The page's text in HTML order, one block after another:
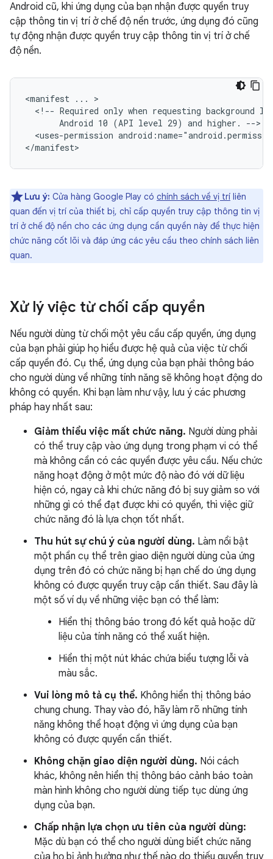
Android cũ, khi ứng dụng của bạn nhận được quyền truy
cập thông tin vị trí ở chế độ nền trước, ứng dụng đó cũng
tự động nhận được quyền truy cập thông tin vị trí ở chế
độ nền.
<manifest ...
<!-- Required only when requesting background
Android 10 (API level 29) and higher.
<uses-permission
Lưu ý: Cửa hàng Google Play có chính sách về vị trí liên
quan đến vị trí của thiết bị, chỉ cấp quyền truy cập thông tin vị
trí ở chế độ nền cho các ứng dụng cần quyền này để thực hiện
chức năng cốt lõi và đáp ứng các yêu cầu theo chính sách liên
quan.
Xử lý việc từ chối cấp quyền
Nếu người dùng từ chối một yêu cầu cấp quyền, ứng dụng
của bạn phải giúp họ hiểu được hệ quả của việc từ chối
cấp quyền đó. Cụ thể, ứng dụng của bạn phải thông báo
cho người dùng về những tính năng sẽ không hoạt động do
không có quyền. Khi bạn làm như vậy, lưu ý các phương
pháp hay nhất sau:
Giảm thiểu việc mất chức năng. Người dùng phải
có thể truy cập vào ứng dụng trong phạm vi có thể
mà không cần có các quyền được yêu cầu. Nếu chức
năng hoạt động ở một mức độ nào đó với dữ liệu
hiện có, ngay cả khi chức năng đó bị suy giảm so với
những gì có thể đạt được khi có quyền, thì việc giữ
chức năng đó là lựa chọn tốt nhất.
Thu hút sự chú ý của người dùng. Làm nổi bật
một phần cụ thể trên giao diện người dùng của ứng
dụng trên đó có chức năng bị hạn chế do ứng dụng
không có được quyền truy cập cần thiết. Sau đây là
một số ví dụ về những việc bạn có thể làm:
Hiển thị thông báo trong đó kết quả hoặc dữ
liệu của tính năng có thể xuất hiện.
Hiển thị một nút khác chứa biểu tượng lỗi và
màu sắc.
Vui lòng mô tả cụ thể. Không hiển thị thông báo
chung chung. Thay vào đó, hãy làm rõ những tính
năng không thể hoạt động vì ứng dụng của bạn
không có được quyền cần thiết.
Không chặn giao diện người dùng. Nói cách
khác, không nên hiển thị thông báo cảnh báo toàn
màn hình không cho người dùng tiếp tục dùng ứng
dụng của bạn.
Chấp nhận lựa chọn ưu tiên của người dùng:
Mặc dù bạn có thể cho người dùng biết chức năng